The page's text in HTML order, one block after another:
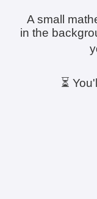
A small
in the
⏳